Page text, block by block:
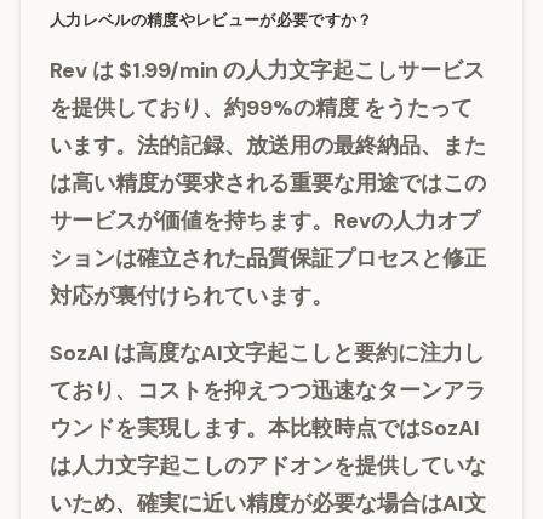
人力レベルの精度やレビューが必要ですか？
Rev は$1.99/min の人力文字起こしサービス
を提供しており、約99%の精度 をうたって
います。法的記録、放送用の最終納品、また
は高い精度が要求される重要な用途ではこの
サービスが価値を持ちます。Revの人力オプ
ションは確立された品質保証プロセスと修正
対応が裏付けられています。
SozAI は高度なAI文字起こしと要約に注力し
ており、コストを抑えつつ迅速なターンアラ
ウンドを実現します。本比較時点ではSozAI
は人力文字起こしのアドオンを提供していな
いため、確実に近い精度が必要な場合はAI文